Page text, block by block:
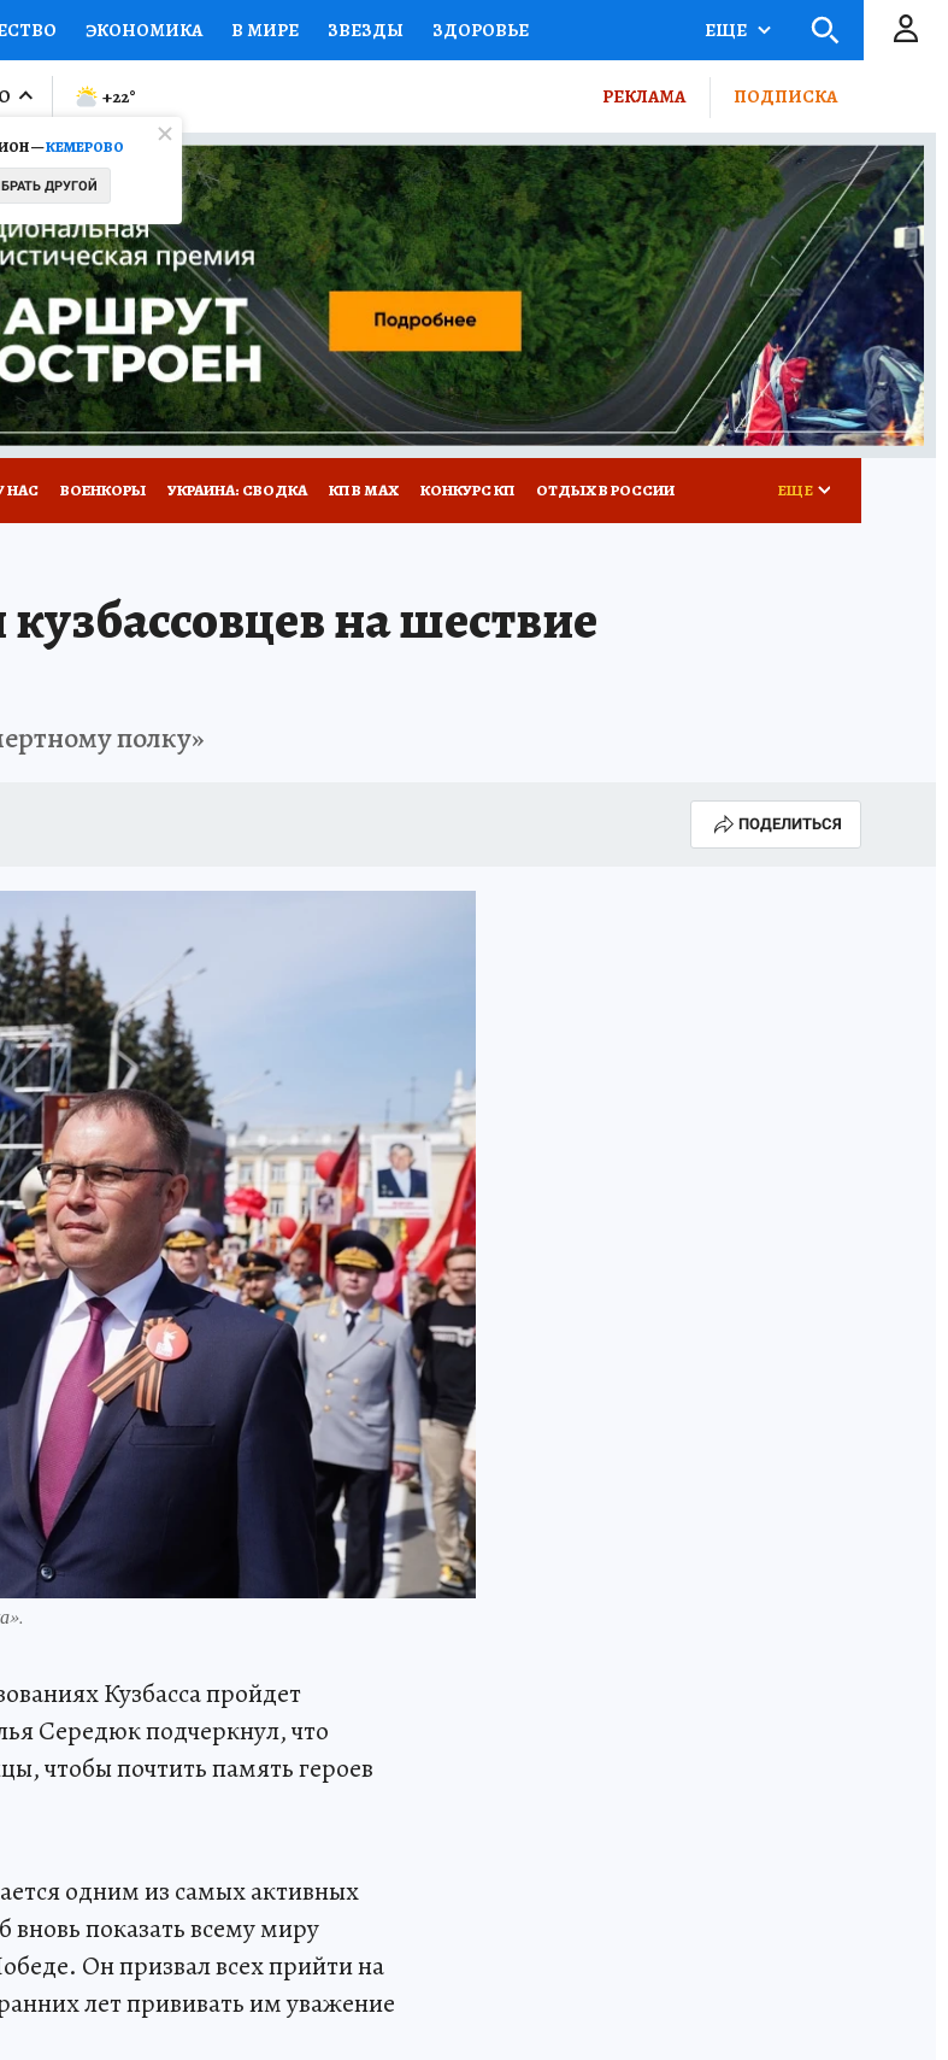
ЭКОНОМИКА В МИРЕ ЗВЕЗДЫ ЗДОРОВЬЕ
МИР Я ЗНАЮ СЕМЬЯ ЖЕНСКИЕ СЕКРЕТЫ ПУТЕВОДИТЕЛЬ
СЕРИАЛЫ СПЕЦПРОЕКТЫ ДЕФИЦИТ ЖЕЛЕЗА ТУРИЗМ
РАБОТА У НАС ГИД ПОТРЕБИТЕЛЯ ВСЕ О КП РАДИО КП
ЕЩЕ
—КЕМЕРОВО
ДРУГОЙ
+22° РЕКЛАМА ПОДПИСКА
НАС ВОЕНКОРЫ УКРАИНА: СВОДКА КП В МАХ КОНКУРС КП ОТДЫХ В РОССИИ ЕЩЕ
на шествие
полку»
ПОДЕЛИТЬСЯ
Кузбасса пройдет
Середюк подчеркнул, что
чтобы почтить память героев
одним из самых активных
вновь показать всему миру
Он призвал всех прийти на
лет прививать им уважение